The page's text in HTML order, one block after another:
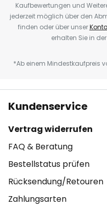
Kaufbewertungen und
jederzeit möglich über den
finden oder über unser
erhalten Sie in der
*Ab einem Mindestkaufpreis
Kundenservice
Vertrag widerrufen
FAQ & Beratung
Bestellstatus prüfen
Rücksendung/Retouren
Zahlungsarten